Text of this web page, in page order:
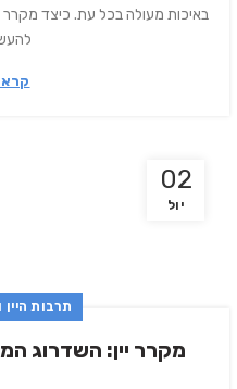
באיכות מעולה בכל עת. כיצד מקרר
קרא
02
יול
תרבות היין
מקרר יין: השדרוג